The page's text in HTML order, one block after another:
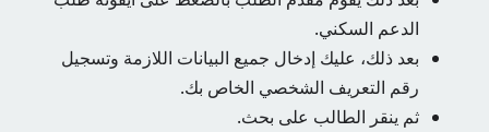
الدعم السكني.
بعد ذلك، عليك إدخال جميع البيانات اللازمة وتسجيل
رقم التعريف الشخصي الخاص بك.
ثم ينقر الطالب على بحث.